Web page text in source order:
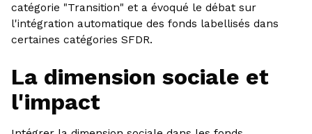
catégorie "Transition" et a évoqué le débat sur
l'intégration automatique des fonds labellisés dans
certaines catégories SFDR.
La dimension sociale et
l'impact